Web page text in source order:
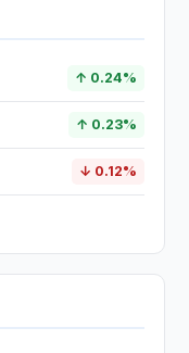
↑ 0.24%
↑ 0.23%
↓ 0.12%